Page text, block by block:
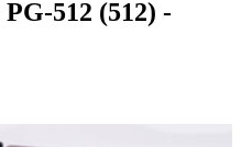
PG-512 (512) -